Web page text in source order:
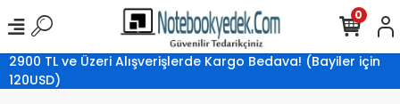
2900 TL ve Üzeri Alışverişlerde Kargo Bedava! (Bayiler için
120USD)
0